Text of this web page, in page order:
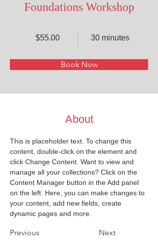
Foundations Workshop
$55.00 30 minutes
Book Now
About
This is placeholder text. To change this
content, double-click on the element and
click Change Content. Want to view and
manage all your collections? Click on the
Content Manager button in the Add panel
on the left. Here, you can make changes to
your content, add new fields, create
dynamic pages and more.
Previous Next